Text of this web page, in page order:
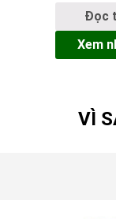
Hãng Tại
Đọc
Xem
VÌ